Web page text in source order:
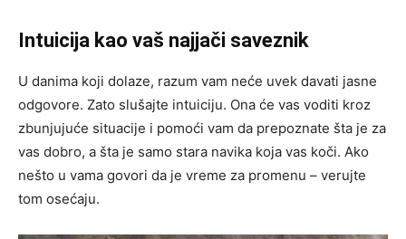
Intuicija kao vaš najjači saveznik
U danima koji dolaze, razum vam neće uvek davati jasne
odgovore. Zato slušajte intuiciju. Ona će vas voditi kroz
zbunjujuće situacije i pomoći vam da prepoznate šta je za
vas dobro, a šta je samo stara navika koja vas koči. Ako
nešto u vama govori da je vreme za promenu – verujte
tom osećaju.